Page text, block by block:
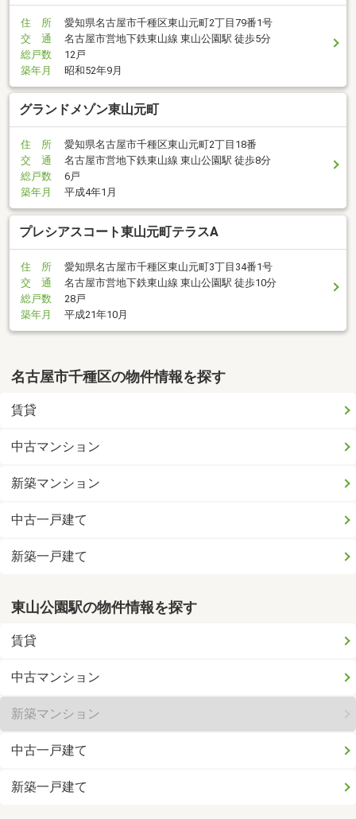
住 所
愛知県名古屋市千種区東山元町2丁目79番1号
交 通
名古屋市営地下鉄東山線 東山公園駅 徒歩5分
総戸数
12戸
築年月
昭和52年9月
グランドメゾン東山元町
住 所
愛知県名古屋市千種区東山元町2丁目18番
交 通
名古屋市営地下鉄東山線 東山公園駅 徒歩8分
総戸数
6戸
築年月
平成4年1月
プレシアスコート東山元町テラスA
住 所
愛知県名古屋市千種区東山元町3丁目34番1号
交 通
名古屋市営地下鉄東山線 東山公園駅 徒歩10分
総戸数
28戸
築年月
平成21年10月
名古屋市千種区の物件情報を探す
賃貸
中古マンション
新築マンション
中古一戸建て
新築一戸建て
東山公園駅の物件情報を探す
賃貸
中古マンション
新築マンション
中古一戸建て
新築一戸建て